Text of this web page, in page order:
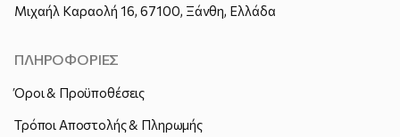
Μιχαήλ Καραολή 16, 67100, Ξάνθη, Ελλάδα
ΠΛΗΡΟΦΟΡΙΕΣ
Όροι & Προϋποθέσεις
Τρόποι Αποστολής & Πληρωμής